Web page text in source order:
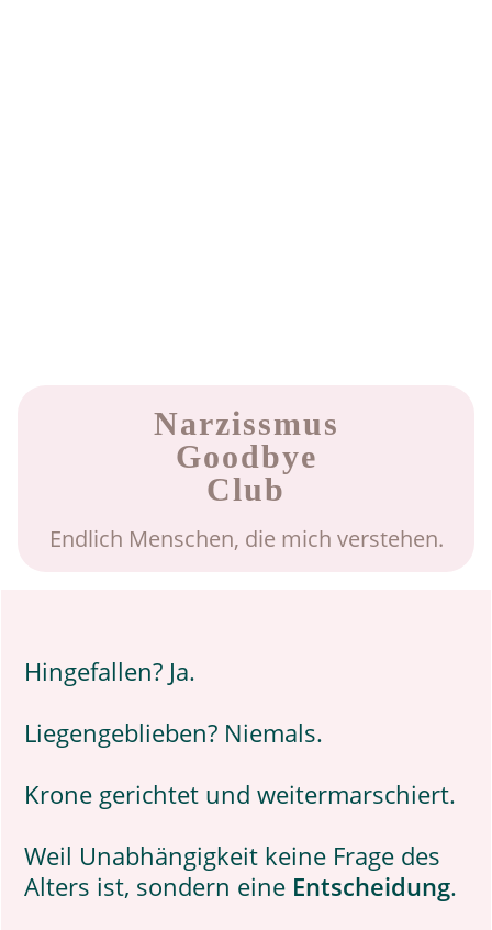
Narzissmus
Goodbye
Club
Endlich Menschen, die mich verstehen.
Hingefallen? Ja.
Liegengeblieben? Niemals.
Krone gerichtet und weitermarschiert.
Weil Unabhängigkeit keine Frage des
Alters ist, sondern eine Entscheidung.